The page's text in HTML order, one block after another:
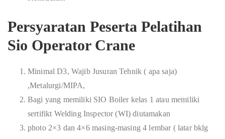
Persyaratan Peserta Pelatihan
Sio Operator Crane
Minimal D3, Wajib Jusuran Tehnik ( apa saja)
,Metalurgi/MIPA,
Bagi yang memiliki SIO Boiler kelas 1 atau memiliki
sertifikt Welding Inspector (WI) diutamakan
photo 2×3 dan 4×6 masing-masing 4 lembar ( latar bklg